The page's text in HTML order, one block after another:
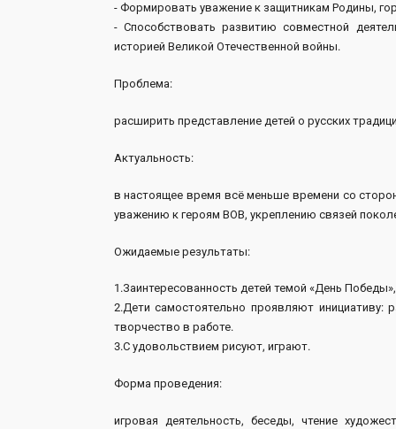
- Формировать уважение к защитникам Родины,
- Способствовать развитию совместной
историей Великой Отечественной войны.
Проблема:
расширить представление детей о русских
Актуальность:
в настоящее время всё меньше времени со
уважению к героям ВОВ, укреплению связей
Ожидаемые результаты:
1.Заинтересованность детей темой «День
2.Дети самостоятельно проявляют
творчество в работе.
3.С удовольствием рисуют, играют.
Форма проведения:
игровая деятельность, беседы, чтение